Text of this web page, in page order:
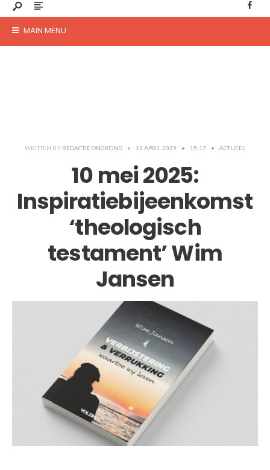
MAIN MENU
WRITTEN BY REDACTIE ONGROND • 12 APRIL 2025 • 15:17 • ACTUEEL
10 mei 2025:
Inspiratiebijeenkomst
‘theologisch
testament’ Wim
Jansen